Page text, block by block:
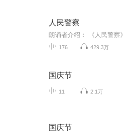
人民警察
176 429.3万
国庆节
11 2.1万
国庆节